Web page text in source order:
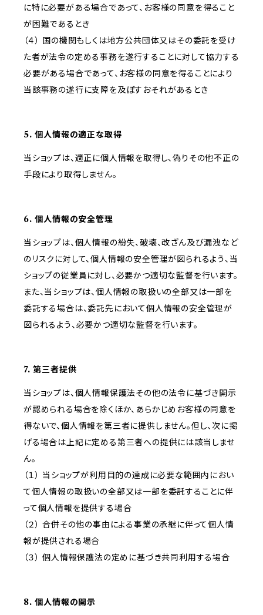
に特に必要がある場合であって、お客様の同意を得ること
が困難であるとき
（４） 国の機関もしくは地方公共団体又はその委託を受け
た者が法令の定める事務を遂行することに対して協力する
必要がある場合であって、お客様の同意を得ることにより
当該事務の遂行に支障を及ぼすおそれがあるとき
5. 個人情報の適正な取得
当ショップは、適正に個人情報を取得し、偽りその他不正の
手段により取得しません。
6. 個人情報の安全管理
当ショップは、個人情報の紛失、破壊、改ざん及び漏洩など
のリスクに対して、個人情報の安全管理が図られるよう、当
ショップの従業員に対し、必要かつ適切な監督を行います。
また、当ショップは、個人情報の取扱いの全部又は一部を
委託する場合は、委託先において個人情報の安全管理が
図られるよう、必要かつ適切な監督を行います。
7. 第三者提供
当ショップは、個人情報保護法その他の法令に基づき開示
が認められる場合を除くほか、あらかじめお客様の同意を
得ないで、個人情報を第三者に提供しません。但し、次に掲
げる場合は上記に定める第三者への提供には該当しませ
ん。
（１） 当ショップが利用目的の達成に必要な範囲内におい
て個人情報の取扱いの全部又は一部を委託することに伴
って個人情報を提供する場合
（２） 合併その他の事由による事業の承継に伴って個人情
報が提供される場合
（３） 個人情報保護法の定めに基づき共同利用する場合
8. 個人情報の開示